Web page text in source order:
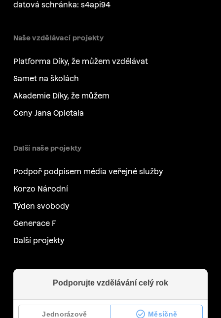
datová schránka: s4api94
Naše vzdělávací projekty
Platforma Díky, že můžem vzdělávat
Samet na školách
Akademie Díky, že můžem
Ceny Jana Opletala
Další naše projekty
Podpoř podpisem média veřejné služby
Korzo Národní
Týden svobody
Generace F
Další projekty